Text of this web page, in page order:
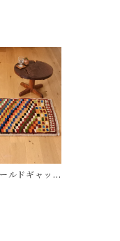
ルドギャッ